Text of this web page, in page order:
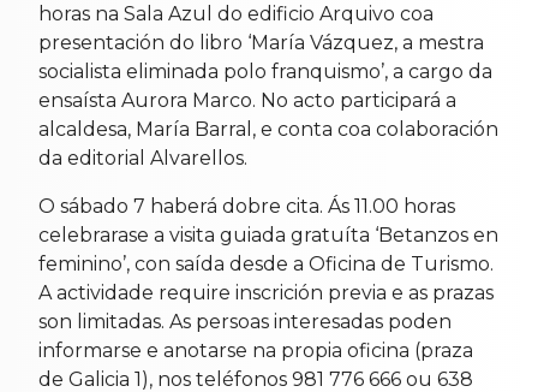
horas na Sala Azul do edificio Arquivo coa
presentación do libro ‘María Vázquez, a mestra
socialista eliminada polo franquismo’, a cargo da
ensaísta Aurora Marco. No acto participará a
alcaldesa, María Barral, e conta coa colaboración
da editorial Alvarellos.
O sábado 7 haberá dobre cita. Ás 11.00 horas
celebrarase a visita guiada gratuíta ‘Betanzos en
feminino’, con saída desde a Oficina de Turismo.
A actividade require inscrición previa e as prazas
son limitadas. As persoas interesadas poden
informarse e anotarse na propia oficina (praza
de Galicia 1), nos teléfonos 981 776 666 ou 638